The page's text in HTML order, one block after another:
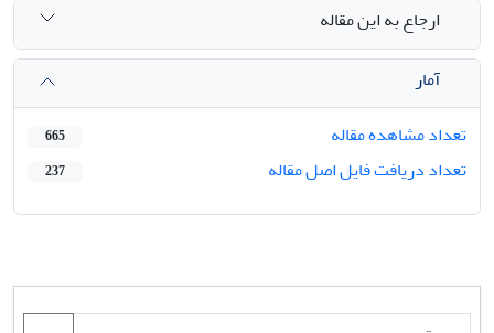
ارجاع به این مقاله
آمار
تعداد مشاهده مقاله
665
تعداد دریافت فایل اصل مقاله 237